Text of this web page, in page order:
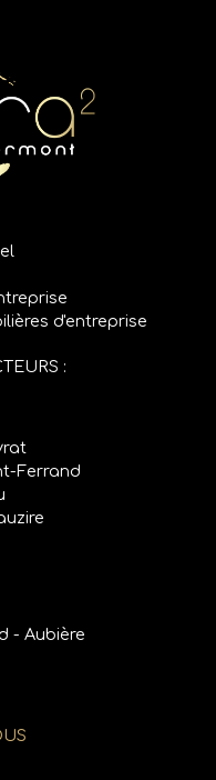
d'entreprise
:
Ferrand
- Aubière